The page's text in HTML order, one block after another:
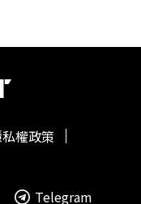
權政策
Telegram